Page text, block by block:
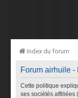
Index du forum
Forum airhuile
Cette politique
ses sociétés affiliées